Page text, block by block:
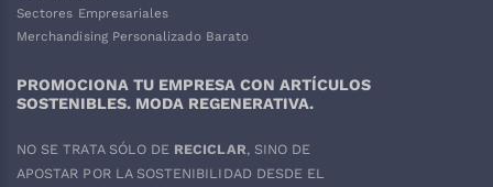
Sectores Empresariales
Merchandising Personalizado Barato
PROMOCIONA TU EMPRESA CON ARTÍCULOS
SOSTENIBLES. MODA REGENERATIVA.
NO SE TRATA SÓLO DE RECICLAR, SINO DE
APOSTAR POR LA SOSTENIBILIDAD DESDE EL